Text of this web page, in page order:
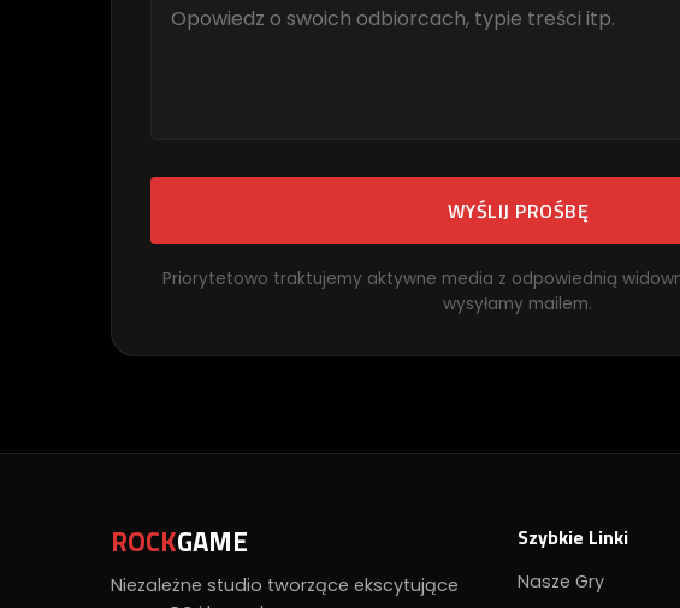
WYŚLIJ PROŚBĘ
Priorytetowo traktujemy aktywne media z odpowiednią
wysyłamy mailem.
ROCKGAME
Niezależne studio tworzące ekscytujące
Szybkie Linki
Nasze Gry